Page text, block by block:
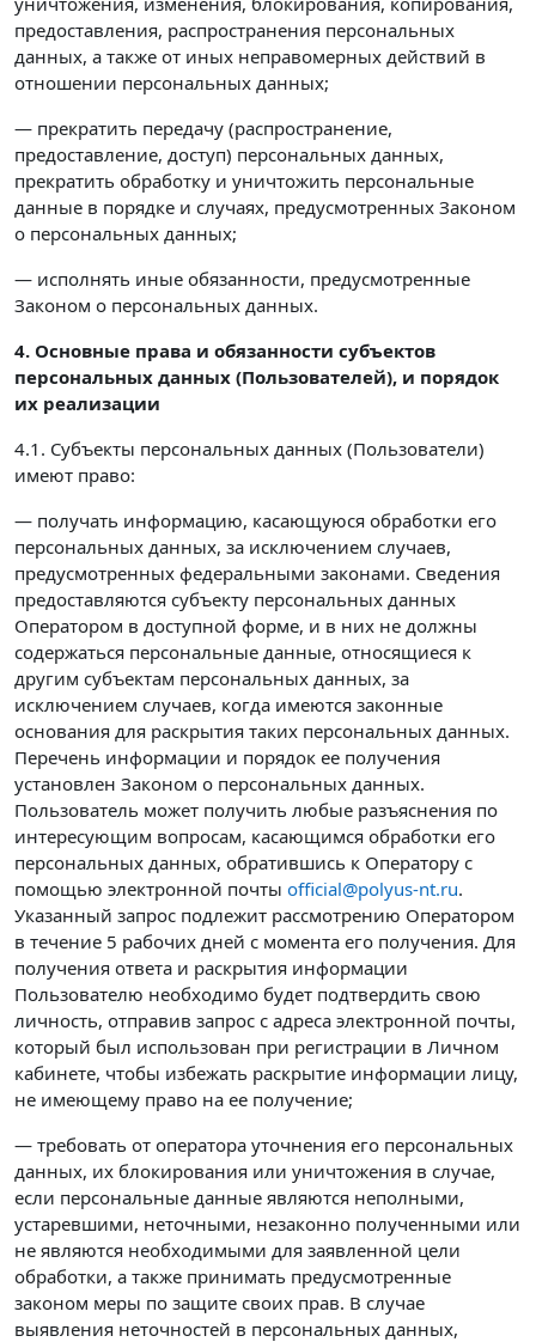
предоставления, распространения персональных
данных, а также от иных неправомерных действий в
отношении персональных данных;
— прекратить передачу (распространение,
предоставление, доступ) персональных данных,
прекратить обработку и уничтожить персональные
данные в порядке и случаях, предусмотренных Законом
о персональных данных;
— исполнять иные обязанности, предусмотренные
Законом о персональных данных.
4. Основные права и обязанности субъектов
персональных данных (Пользователей), и порядок
их реализации
4.1. Субъекты персональных данных (Пользователи)
имеют право:
— получать информацию, касающуюся обработки его
персональных данных, за исключением случаев,
предусмотренных федеральными законами. Сведения
предоставляются субъекту персональных данных
Оператором в доступной форме, и в них не должны
содержаться персональные данные, относящиеся к
другим субъектам персональных данных, за
исключением случаев, когда имеются законные
основания для раскрытия таких персональных данных.
Перечень информации и порядок ее получения
установлен Законом о персональных данных.
Пользователь может получить любые разъяснения по
интересующим вопросам, касающимся обработки его
персональных данных, обратившись к Оператору с
помощью электронной почты official@polyus-nt.ru.
Указанный запрос подлежит рассмотрению Оператором
в течение 5 рабочих дней с момента его получения. Для
получения ответа и раскрытия информации
Пользователю необходимо будет подтвердить свою
личность, отправив запрос с адреса электронной почты,
который был использован при регистрации в Личном
кабинете, чтобы избежать раскрытие информации лицу,
не имеющему право на ее получение;
— требовать от оператора уточнения его персональных
данных, их блокирования или уничтожения в случае,
если персональные данные являются неполными,
устаревшими, неточными, незаконно полученными или
не являются необходимыми для заявленной цели
обработки, а также принимать предусмотренные
законом меры по защите своих прав. В случае
выявления неточностей в персональных данных,